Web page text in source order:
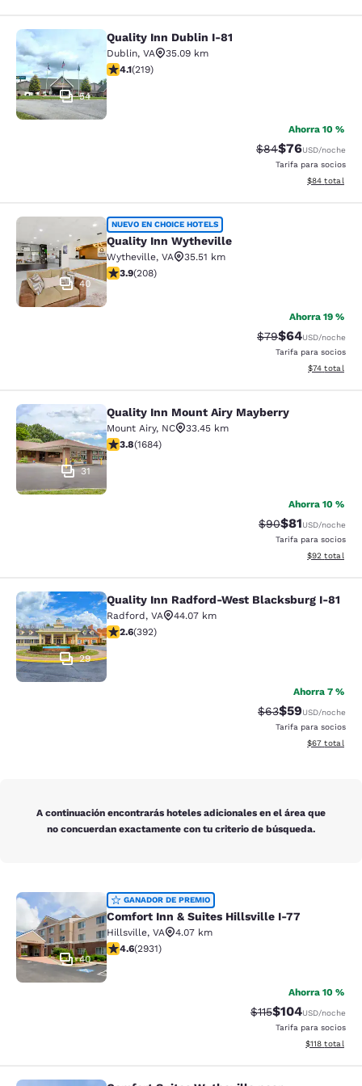
Quality Inn Dublin I-81
54
Quality Inn Dublin I-81
Dublin, VA
35.09 km
Calificación de 4.08 estrellas. Muy bueno. 219 reseñas
4.1(219)
Ahorra 10 %
Tarifa tachada:
$84Tarifa
$76USD/noche
Tarifa para socios
Ver detalles
$84 total
Quality Inn Wytheville
40
NUEVO EN CHOICE HOTELS
Quality Inn Wytheville
Wytheville, VA
35.51 km
Calificación de 3.9 estrellas. Bueno. 208 reseñas
3.9(208)
Ahorra 19 %
Tarifa tachada:
$79Tarifa
$64USD/noche
Tarifa para socios
Ver detalles
$74 total
Quality Inn Mount Airy Mayberry
31
Quality Inn Mount Airy Mayberry
Mount Airy, NC
33.45 km
Calificación de 3.78 estrellas. Bueno. 1684 reseñas
3.8(1684)
Ahorra 10 %
Tarifa tachada:
$90Tarifa
$81USD/noche
Tarifa para socios
Ver detalles
$92 total
Quality Inn Radford-West
29
Quality Inn Radford-West Blacksburg I-81
Radford, VA
44.07 km
Calificación de 2.63 estrellas. Razonable. 392 reseñas
2.6(392)
Ahorra 7 %
Tarifa tachada:
$63Tarifa
$59USD/noche
Tarifa para socios
Ver detalles
$67 total
A continuación encontrarás hoteles adicionales en el área que
no concuerdan exactamente con tu criterio de búsqueda.
Comfort Inn & Suites Hillsville I-77
40
GANADOR DE PREMIO
Comfort Inn & Suites Hillsville I-77
Hillsville, VA
4.07 km
Calificación de 4.6 estrellas. Excepcional. 2931
4.6(2931)
Ahorra 10 %
Tarifa tachada:
$115Tarifa reducida:
$104USD/noche
Tarifa para socios
Ver detalles
$118 total